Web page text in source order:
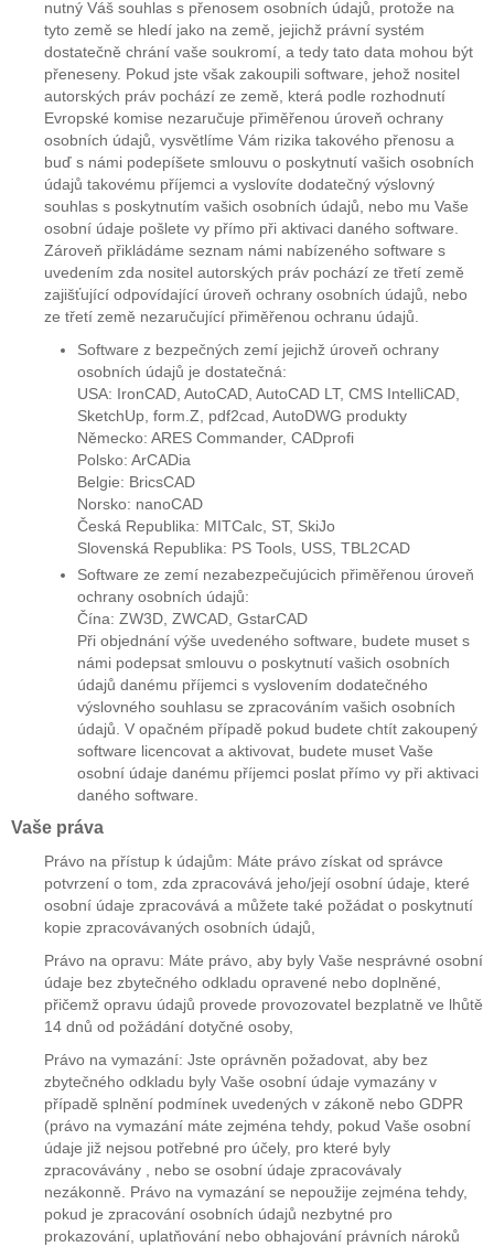
nutný Váš souhlas s přenosem osobních údajů, protože na
tyto země se hledí jako na země, jejichž právní systém
dostatečně chrání vaše soukromí, a tedy tato data mohou být
přeneseny. Pokud jste však zakoupili software, jehož nositel
autorských práv pochází ze země, která podle rozhodnutí
Evropské komise nezaručuje přiměřenou úroveň ochrany
osobních údajů, vysvětlíme Vám rizika takového přenosu a
buď s námi podepíšete smlouvu o poskytnutí vašich osobních
údajů takovému příjemci a vyslovíte dodatečný výslovný
souhlas s poskytnutím vašich osobních údajů, nebo mu Vaše
osobní údaje pošlete vy přímo při aktivaci daného software.
Zároveň přikládáme seznam námi nabízeného software s
uvedením zda nositel autorských práv pochází ze třetí země
zajišťující odpovídající úroveň ochrany osobních údajů, nebo
ze třetí země nezaručující přiměřenou ochranu údajů.
Software z bezpečných zemí jejichž úroveň ochrany
osobních údajů je dostatečná:
USA: IronCAD, AutoCAD, AutoCAD LT, CMS IntelliCAD,
SketchUp, form.Z, pdf2cad, AutoDWG produkty
Německo: ARES Commander, CADprofi
Polsko: ArCADia
Belgie: BricsCAD
Norsko: nanoCAD
Česká Republika: MITCalc, ST, SkiJo
Slovenská Republika: PS Tools, USS, TBL2CAD
Software ze zemí nezabezpečujúcich přiměřenou úroveň
ochrany osobních údajů:
Čína: ZW3D, ZWCAD, GstarCAD
Při objednání výše uvedeného software, budete muset s
námi podepsat smlouvu o poskytnutí vašich osobních
údajů danému příjemci s vyslovením dodatečného
výslovného souhlasu se zpracováním vašich osobních
údajů. V opačném případě pokud budete chtít zakoupený
software licencovat a aktivovat, budete muset Vaše
osobní údaje danému příjemci poslat přímo vy při aktivaci
daného software.
Vaše práva
Právo na přístup k údajům: Máte právo získat od správce
potvrzení o tom, zda zpracovává jeho/její osobní údaje, které
osobní údaje zpracovává a můžete také požádat o poskytnutí
kopie zpracovávaných osobních údajů,
Právo na opravu: Máte právo, aby byly Vaše nesprávné osobní
údaje bez zbytečného odkladu opravené nebo doplněné,
přičemž opravu údajů provede provozovatel bezplatně ve lhůtě
14 dnů od požádání dotyčné osoby,
Právo na vymazání: Jste oprávněn požadovat, aby bez
zbytečného odkladu byly Vaše osobní údaje vymazány v
případě splnění podmínek uvedených v zákoně nebo GDPR
(právo na vymazání máte zejména tehdy, pokud Vaše osobní
údaje již nejsou potřebné pro účely, pro které byly
zpracovávány , nebo se osobní údaje zpracovávaly
nezákonně. Právo na vymazání se nepoužije zejména tehdy,
pokud je zpracování osobních údajů nezbytné pro
prokazování, uplatňování nebo obhajování právních nároků